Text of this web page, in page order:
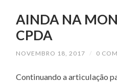
AINDA NA
CPDA
NOVEMBRO 18, 2017 / 0
Continuando a articulação